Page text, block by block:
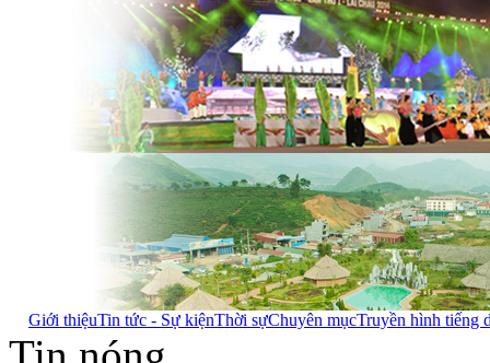
Giới thiệuTin tức - Sự kiệnThời sựChuyên mụcTruyền hình tiếng